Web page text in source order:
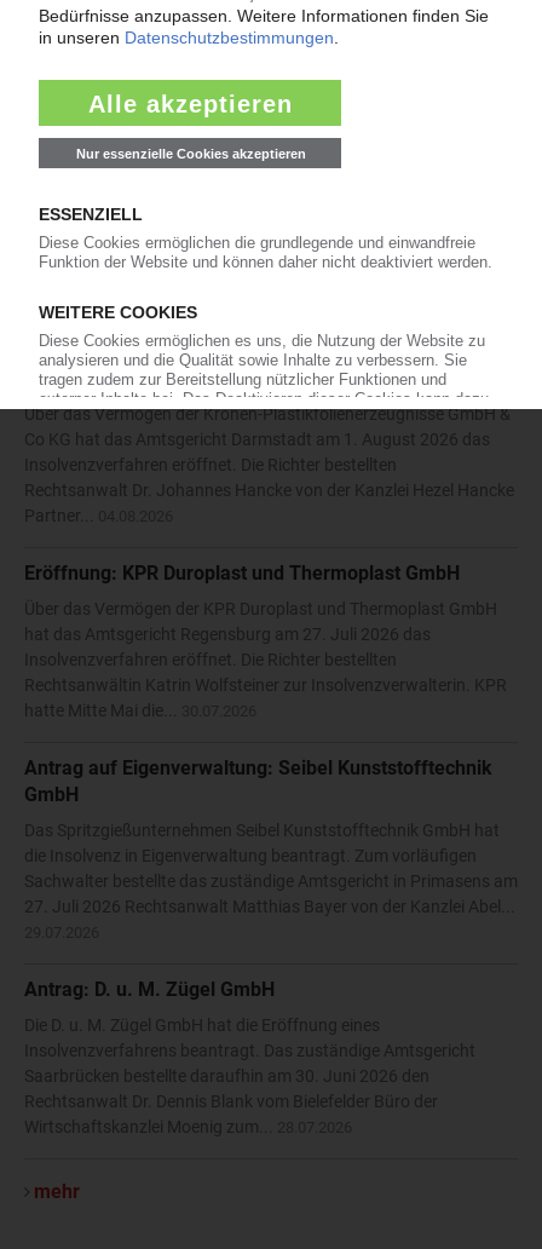
mehr
Insolvenzen
Antrag: Karl Hess GmbH & Co KG
Insolvenzverfahrens beantragt. Das Amtsgericht Siegen bestellte
daraufhin am 27. Juli 2026 den Rechtsanwalt Nikolaos
Antoniadis vom Solinger Büro der Kanzlei Anure zum
Eröffnung: Kronen-Plastikfolienerzeugnisse GmbH & Co
KG
Über das Vermögen der Kronen-Plastikfolienerzeugnisse GmbH &
Co KG hat das Amtsgericht Darmstadt am 1. August 2026 das
Insolvenzverfahren eröffnet. Die Richter bestellten
Rechtsanwalt Dr. Johannes Hancke von der Kanzlei Hezel Hancke
Partner...
Eröffnung: KPR Duroplast und Thermoplast GmbH
Über das Vermögen der KPR Duroplast und Thermoplast GmbH
hat das Amtsgericht Regensburg am 27. Juli 2026 das
Insolvenzverfahren eröffnet. Die Richter bestellten
Rechtsanwältin Katrin Wolfsteiner zur Insolvenzverwalterin. KPR
hatte Mitte Mai die...
Antrag auf Eigenverwaltung: Seibel Kunststofftechnik
GmbH
Das Spritzgießunternehmen Seibel Kunststofftechnik GmbH hat
die Insolvenz in Eigenverwaltung beantragt. Zum vorläufigen
Sachwalter bestellte das zuständige Amtsgericht in Primasens am
27. Juli 2026 Rechtsanwalt Matthias Bayer von der Kanzlei Abel...
Antrag: D. u. M. Zügel GmbH
Die D. u. M. Zügel GmbH hat die Eröffnung eines
Insolvenzverfahrens beantragt. Das zuständige Amtsgericht
Saarbrücken bestellte daraufhin am 30. Juni 2026 den
Rechtsanwalt Dr. Dennis Blank vom Bielefelder Büro der
Wirtschaftskanzlei Moenig zum...
mehr